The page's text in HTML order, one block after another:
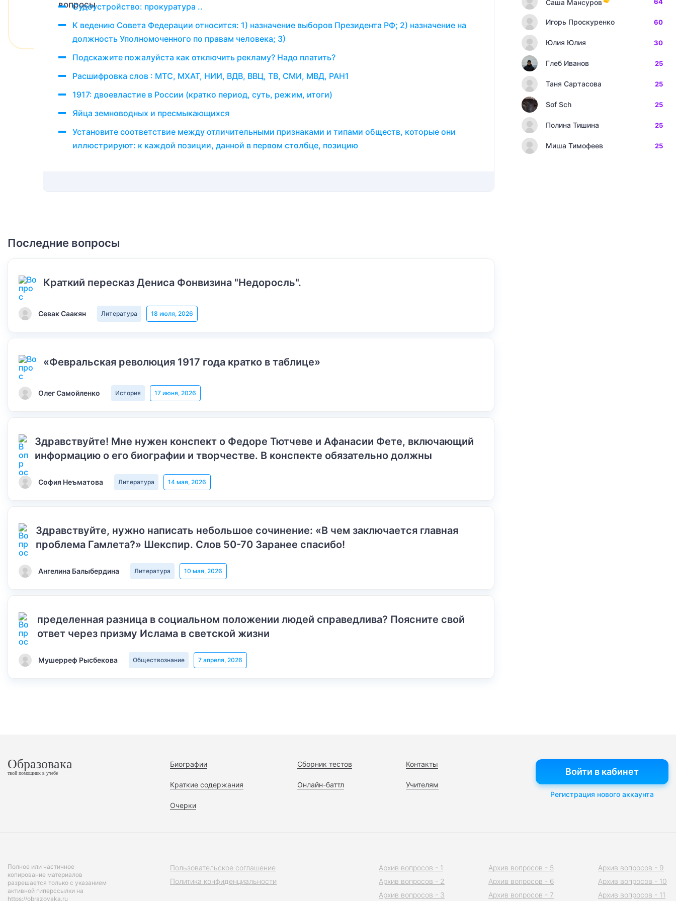
Судоустройство: прокуратура ..
K ведению Совета Федерации относится: 1)​ назначение выборов Президента РФ; 2)​ назначение на
должность Уполномоченного по правам человека; 3)​
Подскажите пожалуйста как отключить рекламу? Надо платить?
Расшифровка слов : МТС, МХАТ, НИИ, ВДВ, ВВЦ, ТВ, СМИ, МВД, РАН1
1917: двоевластие в России (кратко период, суть, режим, итоги)
Яйца земноводных и пресмыкающихся
Установите соответствие между отличительными признаками и типами обществ, которые они
иллюстрируют: к каждой позиции, данной в первом столбце, позицию
Последние вопросы
Краткий пересказ Дениса Фонвизина "Недоросль".
Севак Саакян Литература 18 июля, 2026
«Февральская революция 1917 года кратко в таблице»
Олег Самойленко История 17 июня, 2026
Здравствуйте! Мне нужен конспект о Федоре Тютчеве и Афанасии Фете, включающий
информацию о его биографии и творчестве. В конспекте обязательно должны
София Неъматова Литература 14 мая, 2026
Здравствуйте, нужно написать небольшое сочинение: «В чем заключается главная
проблема Гамлета?» Шекспир. Слов 50-70 Заранее спасибо!
Ангелина Балыбердина Литература 10 мая, 2026
пределенная разница в социальном положении людей справедлива? Поясните свой
ответ через призму Ислама в светской жизни
Мушерреф Рысбекова Обществознание 7 апреля, 2026
Саша Мансуров
Игорь Проскуренко 60
Юлия Юлия 30
Глеб Иванов 25
Таня Сартасова 25
Sof Sch 25
Полина Тишина 25
Миша Тимофеев 25
Образовака
твой помощник в учебе
Биографии
Краткие содержания
Очерки
Сборник тестов
Онлайн-баттл
Контакты
Учителям
Войти в кабинет
Регистрация нового аккаунта
Полное или частичное
копирование материалов
разрешается только с указанием
активной гиперссылки на
https://obrazovaka.ru
Пользовательское соглашение
Политика конфиденциальности
Архив вопросов - 1
Архив вопросов - 2
Архив вопросов - 3
Архив вопросов - 5
Архив вопросов - 6
Архив вопросов - 7
Архив вопросов - 9
Архив вопросов - 10
Архив вопросов - 11